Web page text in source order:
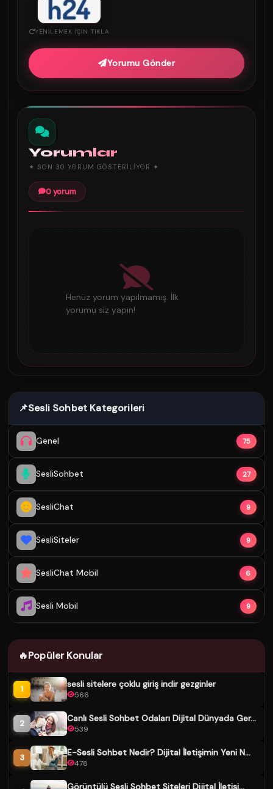
YENILEMEK IÇIN TIKLA
Yorumu Gönder
Yorumlar
✦ SON 30 YORUM GÖSTERILIYOR ✦
0 yorum
Henüz yorum yapılmamış. İlk
yorumu siz yapın!
📌Sesli Sohbet Kategorileri
Genel 75
SesliSohbet 27
SesliChat 9
SesliSiteler 9
SesliChat Mobil 6
Sesli Mobil 9
🔥Popüler Konular
1 sesli sitelere çoklu giriş indir gezginler
566
2 Canlı Sesli Sohbet Odaları Dijital Dünyada Ger...
539
3 E-Sesli Sohbet Nedir? Dijital İletişimin Yeni N...
478
Görüntülü Sesli Sohbet Siteleri Dijital İletişi...